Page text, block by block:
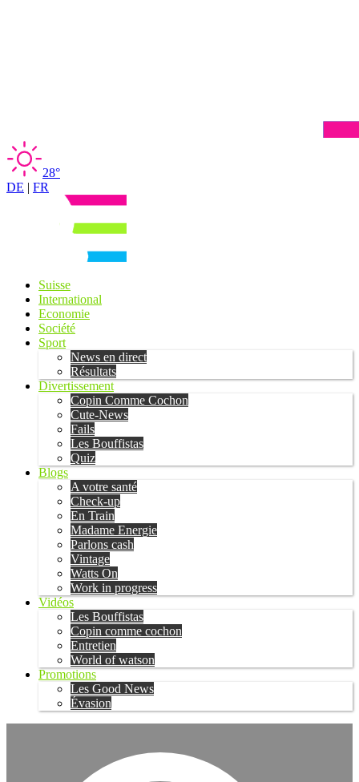
28°
DE | FR
Suisse
International
Economie
Société
Sport
News en direct
Résultats
Divertissement
Copin Comme Cochon
Cute-News
Fails
Les Bouffistas
Quiz
Blogs
A votre santé
Check-up
En Train
Madame Energie
Parlons cash
Vintage
Watts On
Work in progress
Vidéos
Les Bouffistas
Copin comme cochon
Entretien
World of watson
Promotions
Les Good News
Évasion